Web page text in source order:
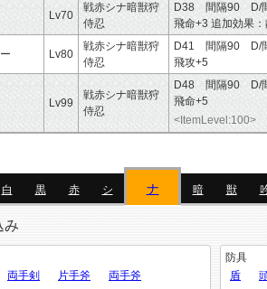
Lv70
戦赤シナ暗獣狩
侍忍
D38 間隔90 D/
飛命+3 追加効果：
Lv80
戦赤シナ暗獣狩
侍忍
D41 間隔90 D/
飛攻+5
Lv99
戦赤シナ暗獣狩
侍忍
D48 間隔90 D/
飛命+5
<ItemLevel:100>
白 黒 赤 シ ナ 暗 獣
み
両手剣 片手斧
両手斧
防具
盾